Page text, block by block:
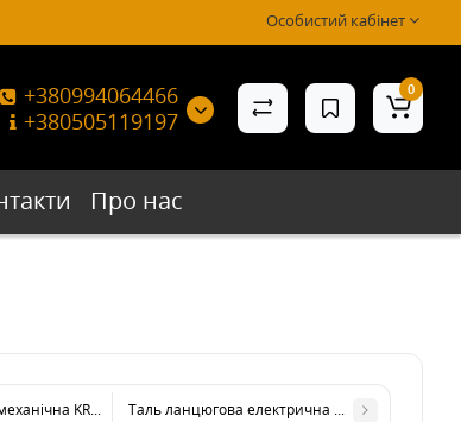
Особистий кабінет
+380994064466
+380505119197
0
Про нас
KRAISSMANN 2000 KBZ 3.0
Таль ланцюгова електрична KRAISSMANN